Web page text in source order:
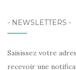
- NEWSLETTERS -
Saisissez votre
recevoir une